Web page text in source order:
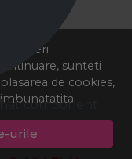
va oferi
sunteti
de cookies,
urile
component